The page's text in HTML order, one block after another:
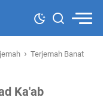
› Terjemah Banat
Ka'ab